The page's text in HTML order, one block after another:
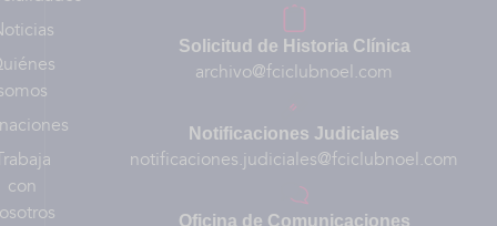
con
Solicitud de Historia Clínica
archivo@fciclubnoel.com
Notificaciones Judiciales
notificaciones.judiciales@fciclubnoel.com
Oficina de Comunicaciones